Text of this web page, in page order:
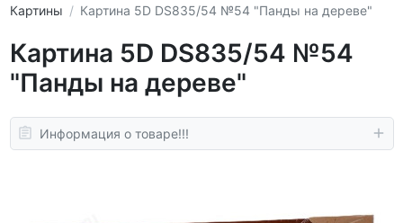
Картины
Картина 5D DS835/54 №54 "Панды на дереве"
Картина 5D DS835/54 №54
"Панды на дереве"
Информация о товаре!!!